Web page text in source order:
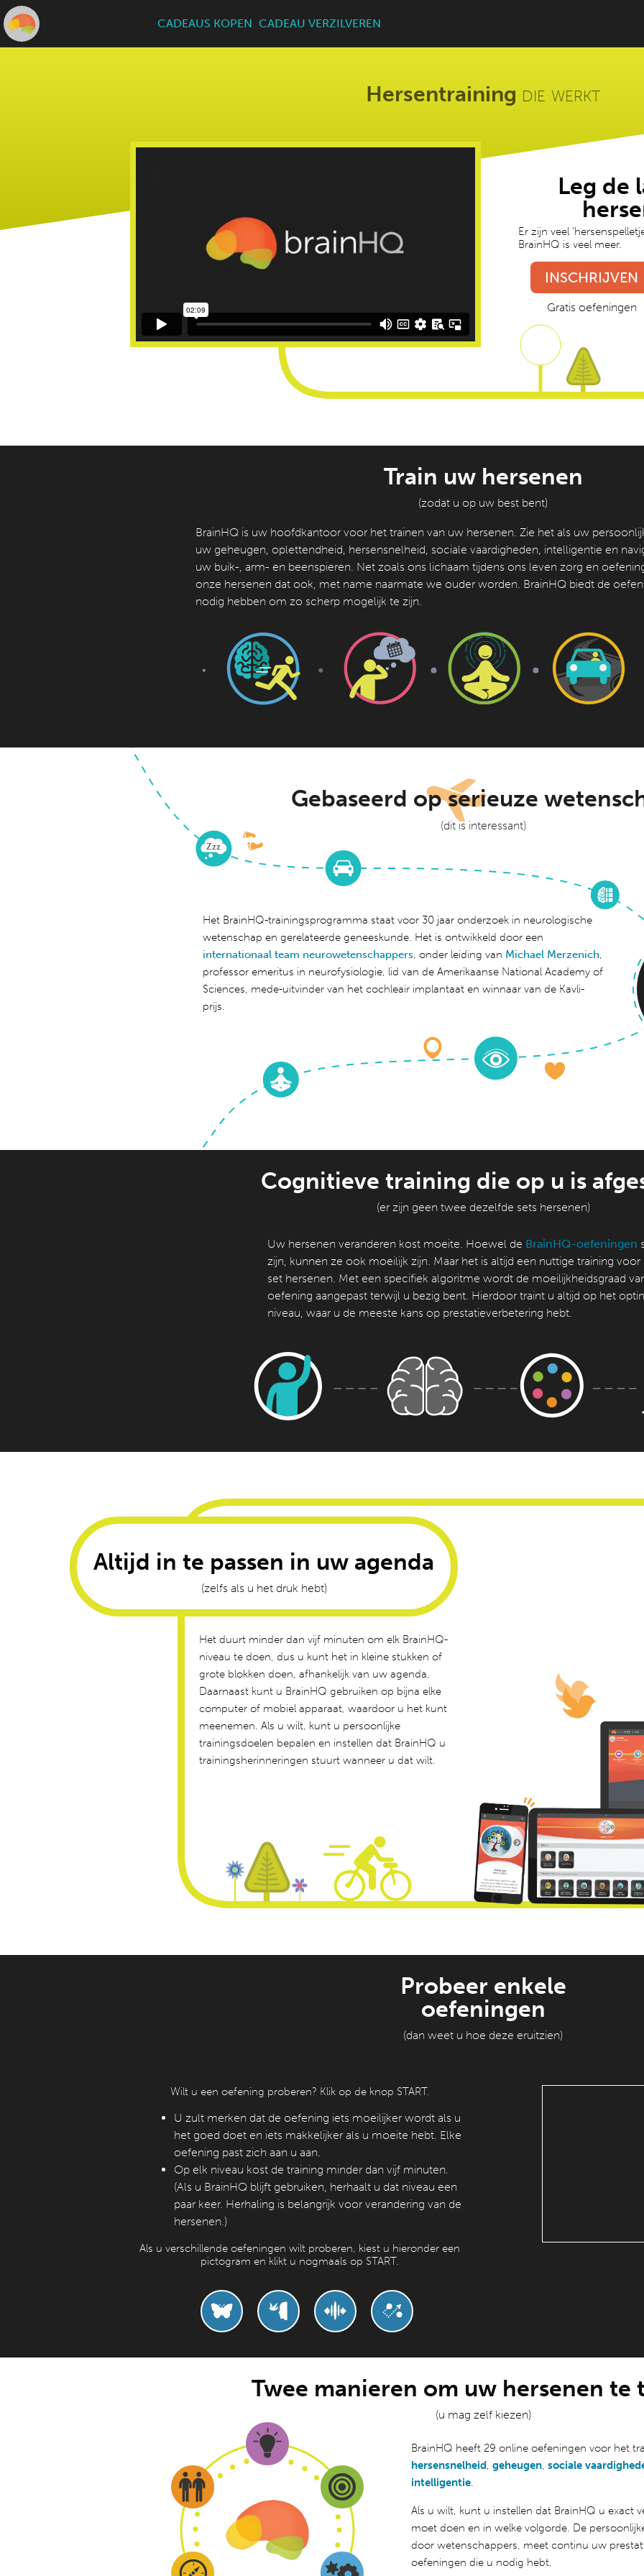
CADEAUS KOPEN CADEAU VERZILVEREN
Hersentraining die werkt
Leg de
Er zijn veel
BrainHQ is veel meer.
INSCHRIJVEN
Gratis oefeningen
Train uw hersenen
(zodat u op uw best bent)
BrainHQ is uw hoofdkantoor voor het trainen van uw hersenen. Zie het als uw
uw geheugen, oplettendheid, hersensnelheid, sociale vaardigheden, intelligentie en
uw buik-, arm- en beenspieren. Net zoals ons lichaam tijdens ons leven zorg en
onze hersenen dat ook, met name naarmate we ouder worden. BrainHQ biedt de
nodig hebben om zo scherp mogelijk te zijn.
Zzz
Gebaseerd op serieuze
(dit is interessant)
Het BrainHQ-trainingsprogramma staat voor 30 jaar onderzoek in neurologische
wetenschap en gerelateerde geneeskunde. Het is ontwikkeld door een
internationaal team neurowetenschappers , onder leiding van Michael Merzenich
professor emeritus in neurofysiologie, lid van de Amerikaanse National Academy of
Sciences, mede-uitvinder van het cochleair implantaat en winnaar van de Kavli-
prijs.
Cognitieve training die op u is
(er zijn geen twee dezelfde sets hersenen)
Uw hersenen veranderen kost moeite. Hoewel de BrainHQ-oefeningen
zijn, kunnen ze ook moeilijk zijn. Maar het is altijd een nuttige training
set hersenen. Met een specifiek algoritme wordt de moeilijkheidsgraad
oefening aangepast terwijl u bezig bent. Hierdoor traint u altijd op het
niveau, waar u de meeste kans op prestatieverbetering hebt.
Altijd in te passen in uw agenda
(zelfs als u het druk hebt)
Het duurt minder dan vijf minuten om elk BrainHQ-
niveau te doen, dus u kunt het in kleine stukken of
grote blokken doen, afhankelijk van uw agenda.
Daarnaast kunt u BrainHQ gebruiken op bijna elke
computer of mobiel apparaat, waardoor u het kunt
meenemen. Als u wilt, kunt u persoonlijke
trainingsdoelen bepalen en instellen dat BrainHQ u
trainingsherinneringen stuurt wanneer u dat wilt.
Probeer enkele
oefeningen
(dan weet u hoe deze eruitzien)
Wilt u een oefening proberen? Klik op de knop START.
U zult merken dat de oefening iets moeilijker wordt als u
het goed doet en iets makkelijker als u moeite hebt. Elke
oefening past zich aan u aan.
Op elk niveau kost de training minder dan vijf minuten.
(Als u BrainHQ blijft gebruiken, herhaalt u dat niveau een
paar keer. Herhaling is belangrijk voor verandering van de
hersenen.)
Als u verschillende oefeningen wilt proberen, kiest u hieronder een
pictogram en klikt u nogmaals op START.
Twee manieren om uw hersenen te
(u mag zelf kiezen)
BrainHQ heeft 29 online oefeningen voor het
hersensnelheid, geheugen, sociale
intelligentie.
Als u wilt, kunt u instellen dat BrainHQ u exact
moet doen en in welke volgorde. De
door wetenschappers, meet continu uw
oefeningen die u nodig hebt.